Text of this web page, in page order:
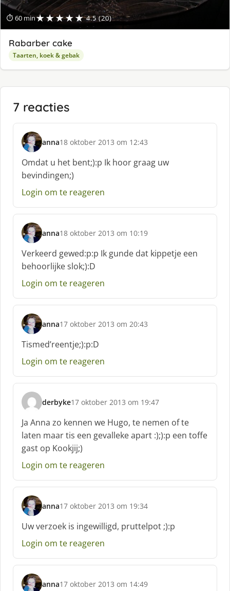
⏱ 60 min★★★★★ 4.5 (20)
Rabarber cake
Taarten, koek & gebak
7 reacties
anna
s
c
h
r
e
f
18 oktober 2013 om 12:43
Omdat u het bent;):p Ik hoor graag uw
bevindingen;)
Login om te reageren
anna
s
c
h
r
e
f
18 oktober 2013 om 10:19
Verkeerd gewed:p:p Ik gunde dat kippetje een
behoorlijke slok;):D
Login om te reageren
anna
s
c
h
r
e
f
:
17 oktober 2013 om 20:43
Tismed’reentje;):p:D
Login om te reageren
derbyke
s
c
h
r
e
e
:
17 oktober 2013 om 19:47
Ja Anna zo kennen we Hugo, te nemen of te
laten maar tis een gevalleke apart :);):p een toffe
gast op Kookjij;)
Login om te reageren
anna
s
c
h
r
e
f
:
17 oktober 2013 om 19:34
Uw verzoek is ingewilligd, pruttelpot ;):p
Login om te reageren
anna
s
17 oktober 2013 om 14:49